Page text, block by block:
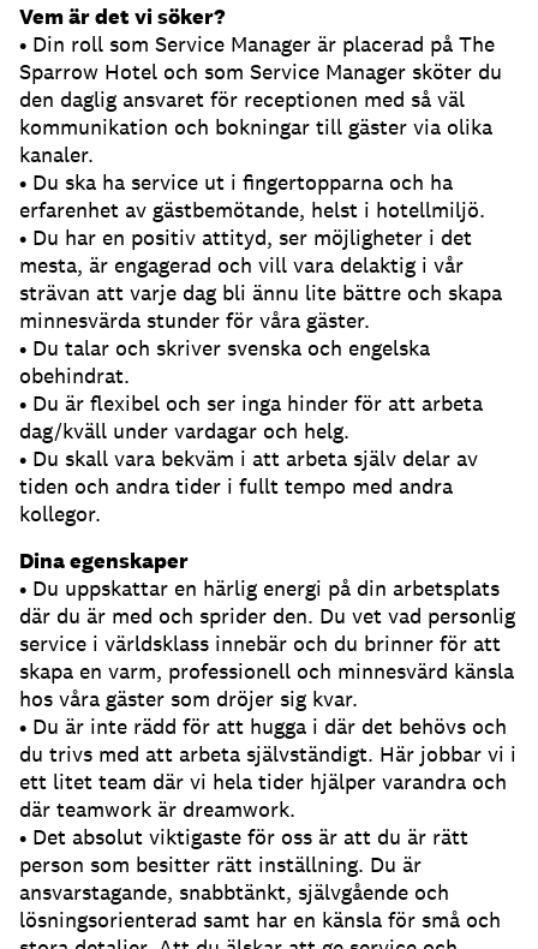
Vem är det vi söker?
• Din roll som Service Manager är placerad på The
Sparrow Hotel och som Service Manager sköter du
den daglig ansvaret för receptionen med så väl
kommunikation och bokningar till gäster via olika
kanaler.
• Du ska ha service ut i fingertopparna och ha
erfarenhet av gästbemötande, helst i hotellmiljö.
• Du har en positiv attityd, ser möjligheter i det
mesta, är engagerad och vill vara delaktig i vår
strävan att varje dag bli ännu lite bättre och skapa
minnesvärda stunder för våra gäster.
• Du talar och skriver svenska och engelska
obehindrat.
• Du är flexibel och ser inga hinder för att arbeta
dag/kväll under vardagar och helg.
• Du skall vara bekväm i att arbeta själv delar av
tiden och andra tider i fullt tempo med andra
kollegor.
Dina egenskaper
• Du uppskattar en härlig energi på din arbetsplats
där du är med och sprider den. Du vet vad personlig
service i världsklass innebär och du brinner för att
skapa en varm, professionell och minnesvärd känsla
hos våra gäster som dröjer sig kvar.
• Du är inte rädd för att hugga i där det behövs och
du trivs med att arbeta självständigt. Här jobbar vi i
ett litet team där vi hela tider hjälper varandra och
där teamwork är dreamwork.
• Det absolut viktigaste för oss är att du är rätt
person som besitter rätt inställning. Du är
ansvarstagande, snabbtänkt, självgående och
lösningsorienterad samt har en känsla för små och